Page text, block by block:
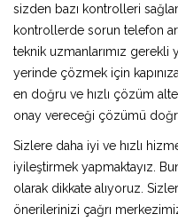
sizden bazı kontrolleri
kontrollerde sorun telefon
teknik uzmanlarımız gerekli
yerinde çözmek için
en doğru ve hızlı çözüm
onay vereceği çözümü
Sizlere daha iyi ve hızlı
iyileştirmek yapmaktayız.
olarak dikkate alıyoruz.
önerilerinizi çağrı